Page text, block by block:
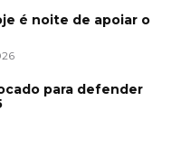
é noite de apoiar o
para defender